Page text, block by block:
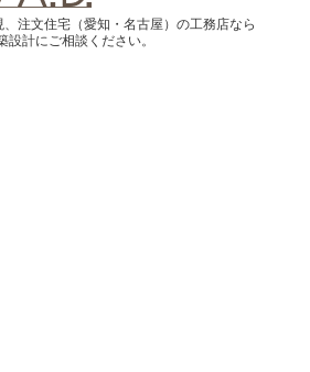
注文住宅（愛知・名古屋）の工務店なら
設計にご相談ください。